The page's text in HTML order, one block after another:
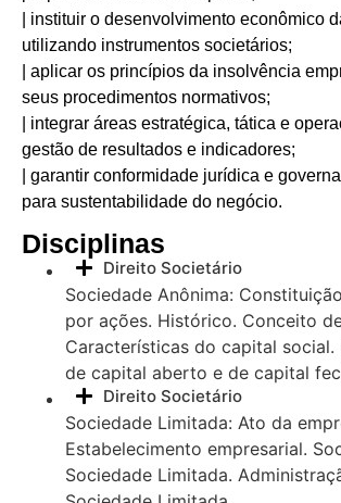
| instituir o desenvolvimento econômico
utilizando instrumentos societários;
| aplicar os princípios da insolvência
seus procedimentos normativos;
| integrar áreas estratégica, tática e
gestão de resultados e indicadores;
| garantir conformidade jurídica e
para sustentabilidade do negócio.
Disciplinas
Direito Societário
Sociedade Anônima:
por ações. Histórico. Conceito
Características do capital social.
de capital aberto e de capital
Direito Societário
Sociedade Limitada: Ato da
Estabelecimento empresarial.
Sociedade Limitada.